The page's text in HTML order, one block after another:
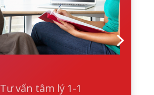
Tư vấn tâm lý 1-1